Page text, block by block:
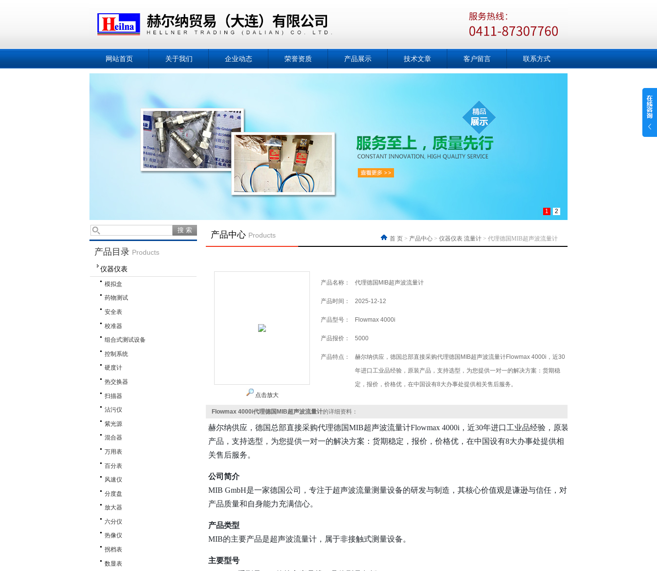
网站首页 关于我们 企业动态 荣誉资质 产品展示 技术文章 客户留言 联系方式
1 2
产品目录 Products
仪器仪表
模拟盒
药物测试
安全表
校准器
组合式测试设备
控制系统
硬度计
热交换器
扫描器
沾污仪
紫光源
混合器
万用表
百分表
风速仪
分度盘
放大器
六分仪
热像仪
拐档表
数显表
产品中心 Products 首 页 > 产品中心 > 仪器仪表 流量计 > 代理德国MIB超声波流量计
点击放大
产品名称： 代理德国MIB超声波流量计
产品时间： 2025-12-12
产品型号： Flowmax 4000i
产品报价： 5000
产品特点：
赫尔纳供应，德国总部直接采购代理德国MIB超声波流量计Flowmax 4000i，近30
年进口工业品经验，原装产品，支持选型，为您提供一对一的解决方案：货期稳
定，报价，价格优，在中国设有8大办事处提供相关售后服务。
Flowmax 4000i代理德国MIB超声波流量计的详细资料：
赫尔纳供应，德国总部直接采购代理德国MIB超声波流量计Flowmax 4000i，近30年进口工业品经验，原装
产品，支持选型，为您提供一对一的解决方案：货期稳定，报价，价格优，在中国设有8大办事处提供相
关售后服务。
公司简介
MIB GmbH是一家德国公司，专注于超声波流量测量设备的研发与制造，其核心价值观是谦逊与信任，对
产品质量和自身能力充满信心。
产品类型
MIB的主要产品是超声波流量计，属于非接触式测量设备。
主要型号